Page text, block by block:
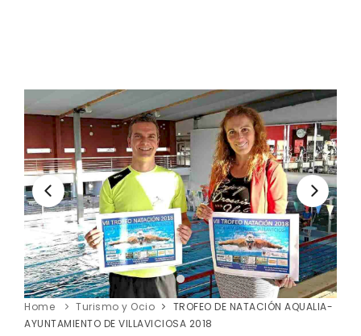
Home Turismo y Ocio
TROFEO DE NATACIÓN AQUALIA-
AYUNTAMIENTO DE VILLAVICIOSA 2018